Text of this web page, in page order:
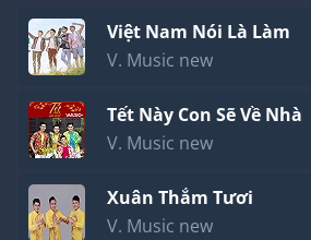
Việt Nam Nói Là Làm
V. Music new
Tết Này Con Sẽ Về Nhà
V. Music new
Xuân Thắm Tươi
V. Music new